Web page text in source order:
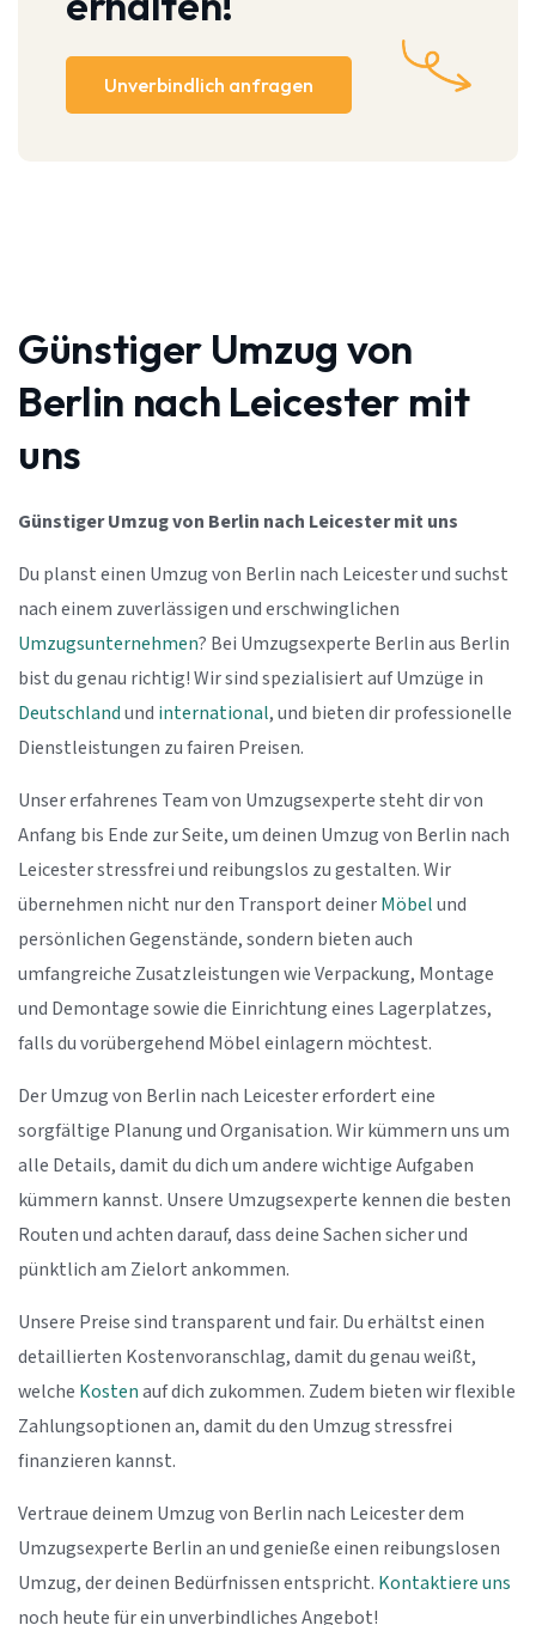
Unverbindlich anfragen
Günstiger Umzug von
Berlin nach Leicester mit
uns
Günstiger Umzug von Berlin nach Leicester mit uns
Du planst einen Umzug von Berlin nach Leicester und suchst
nach einem zuverlässigen und erschwinglichen
Umzugsunternehmen? Bei Umzugsexperte Berlin aus Berlin
bist du genau richtig! Wir sind spezialisiert auf Umzüge in
Deutschlandund international, und bieten dir professionelle
Dienstleistungen zu fairen Preisen.
Unser erfahrenes Team von Umzugsexperte steht dir von
Anfang bis Ende zur Seite, um deinen Umzug von Berlin nach
Leicester stressfrei und reibungslos zu gestalten. Wir
übernehmen nicht nur den Transport deinerMöbelund
persönlichen Gegenstände, sondern bieten auch
umfangreiche Zusatzleistungen wie Verpackung, Montage
und Demontage sowie die Einrichtung eines Lagerplatzes,
falls du vorübergehend Möbel einlagern möchtest.
Der Umzug von Berlin nach Leicester erfordert eine
sorgfältige Planung und Organisation. Wir kümmern uns um
alle Details, damit du dich um andere wichtige Aufgaben
kümmern kannst. Unsere Umzugsexperte kennen die besten
Routen und achten darauf, dass deine Sachen sicher und
pünktlich am Zielort ankommen.
Unsere Preise sind transparent und fair. Du erhältst einen
detaillierten Kostenvoranschlag, damit du genau weißt,
welche Kostenauf dich zukommen. Zudem bieten wir flexible
Zahlungsoptionen an, damit du den Umzug stressfrei
finanzieren kannst.
Vertraue deinem Umzug von Berlin nach Leicester dem
Umzugsexperte Berlin an und genieße einen reibungslosen
Umzug, der deinen Bedürfnissen entspricht. Kontaktiere uns
noch heute für ein unverbindliches Angebot!